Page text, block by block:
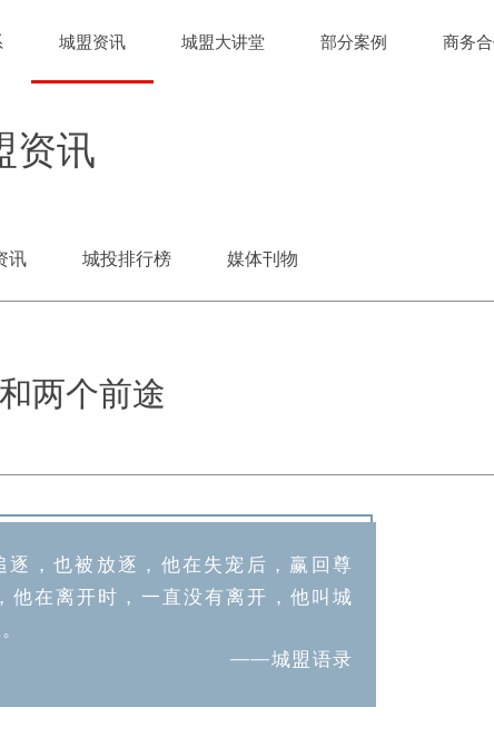
城盟资讯 城盟大讲堂 部分案例 商务
资讯
讯 城投排行榜 媒体刊物
两个前途
，也被放逐，他在失宠后，赢回尊
在离开时，一直没有离开，他叫城
。
——城盟语录